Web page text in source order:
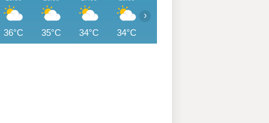
36°C 35°C 34°C 34°C
›